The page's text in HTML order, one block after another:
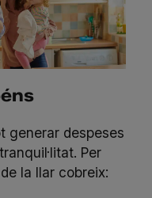
generar despeses
Per
la llar cobreix: